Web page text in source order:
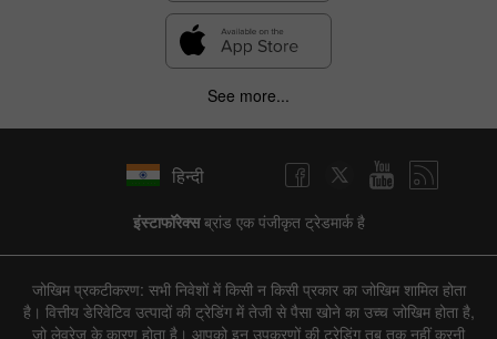
See more...
हिन्दी
इंस्टाफॉरेक्सब्रांड एक पंजीकृत ट्रेडमार्क है
जोखिम प्रकटीकरण: सभी निवेशों में किसी न किसी प्रकार का जोखिम शामिल होता
है। वित्तीय डेरिवेटिव उत्पादों की ट्रेडिंग में तेजी से पैसा खोने का उच्च जोखिम होता है,
जो लेवरेज के कारण होता है। आपको इन उपकरणों की ट्रेडिंग तब तक नहीं करनी